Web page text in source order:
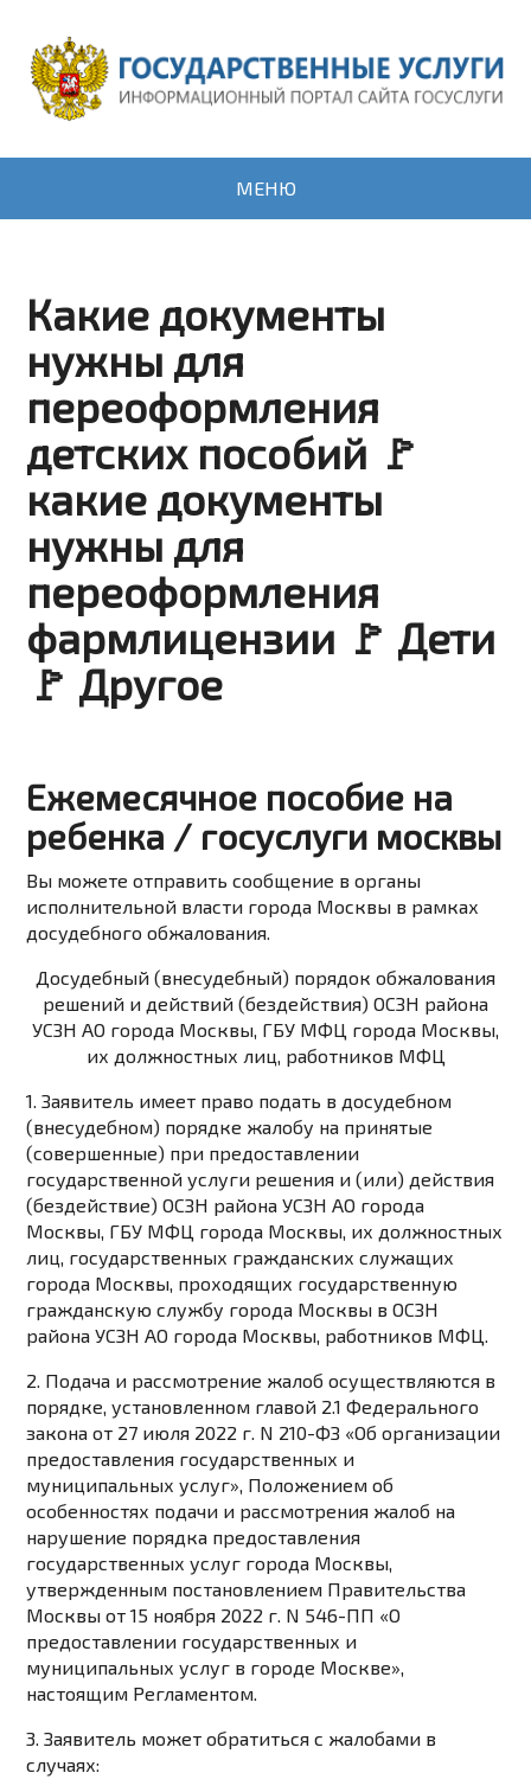
МЕНЮ
Какие документы
нужны для
переоформления
детских пособий 🚩
какие документы
нужны для
переоформления
фармлицензии 🚩 Дети
🚩 Другое
Ежемесячное пособие на
ребенка / госуслуги москвы
Вы можетеотправить сообщение в органы
исполнительной власти города Москвы в рамках
досудебного обжалования.
Досудебный (внесудебный) порядок обжалования
решений и действий (бездействия) ОСЗН района
УСЗН АО города Москвы, ГБУ МФЦ города Москвы,
их должностных лиц, работников МФЦ
1. Заявитель имеет право подать в досудебном
(внесудебном) порядке жалобу на принятые
(совершенные) при предоставлении
государственной услуги решения и (или) действия
(бездействие) ОСЗН района УСЗН АО города
Москвы, ГБУ МФЦ города Москвы, их должностных
лиц, государственных гражданских служащих
города Москвы, проходящих государственную
гражданскую службу города Москвы в ОСЗН
района УСЗН АО города Москвы, работников МФЦ.
2. Подача и рассмотрение жалоб осуществляются в
порядке, установленном главой 2.1 Федерального
закона от 27 июля 2022 г. N 210-ФЗ «Об организации
предоставления государственных и
муниципальных услуг», Положением об
особенностях подачи и рассмотрения жалоб на
нарушение порядка предоставления
государственных услуг города Москвы,
утвержденным постановлением Правительства
Москвы от 15 ноября 2022 г. N 546-ПП «О
предоставлении государственных и
муниципальных услуг в городе Москве»,
настоящим Регламентом.
3. Заявитель может обратиться с жалобами в
случаях: